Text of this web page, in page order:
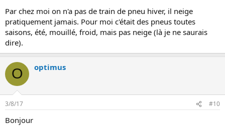
Par chez moi on n'a pas de train de pneu hiver, il neige
pratiquement jamais. Pour moi c'était des pneus toutes
saisons, été, mouillé, froid, mais pas neige (là je ne saurais
dire).
O optimus
3/8/17 #10
Bonjour